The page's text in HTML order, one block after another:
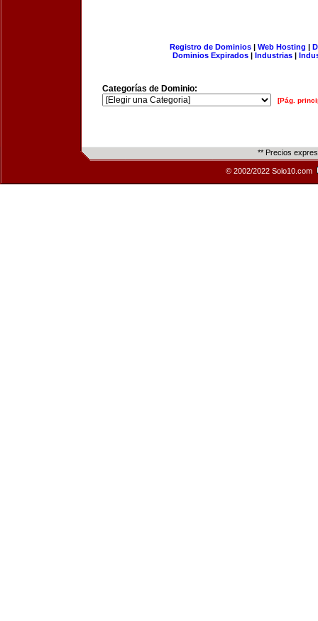
Registro de Dominios| Web Hosting |
Dominios Expirados | Industrias |
Categorías de Dominio:
[Pág.
** Precios
© 2002/2022 Solo10.com